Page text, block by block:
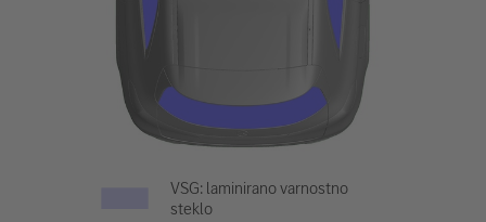
VSG: laminirano varnostno
steklo